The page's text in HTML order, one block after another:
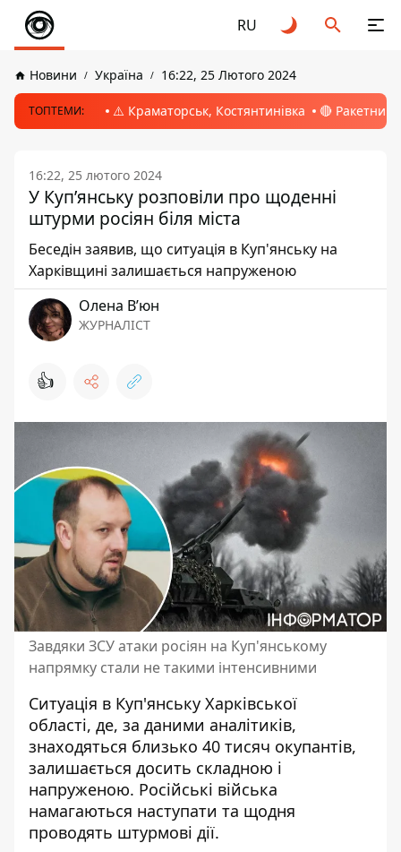
RU
Новини Україна 16:22, 25 Лютого 2024
ТОПТЕМИ: ⚠️ Краматорськ, Костянтинівка 🔴 Ракетний
16:22, 25 лютого 2024
У Купʼянську розповіли про щоденні
штурми росіян біля міста
Беседін заявив, що ситуація в Куп'янську на
Харківщині залишається напруженою
Олена Вʼюн
ЖУРНАЛІСТ
👍
Завдяки ЗСУ атаки росіян на Куп'янському
напрямку стали не такими інтенсивними
Ситуація в Куп'янську Харківської
області, де, за даними аналітиків,
знаходяться близько 40 тисяч окупантів,
залишається досить складною і
напруженою. Російські війська
намагаються наступати та щодня
проводять штурмові дії.